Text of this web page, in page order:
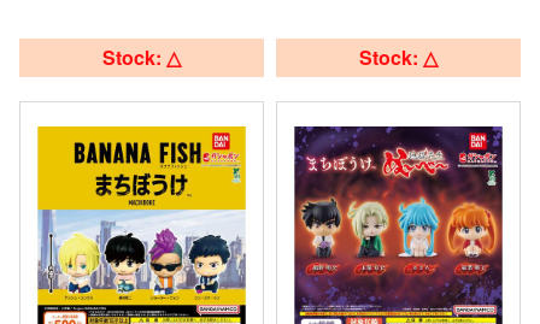
Stock: △ Stock: △